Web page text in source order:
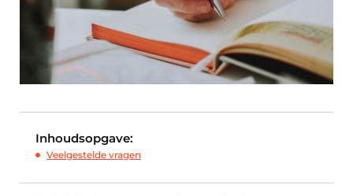
Inhoudsopgave:
Veelgestelde vragen